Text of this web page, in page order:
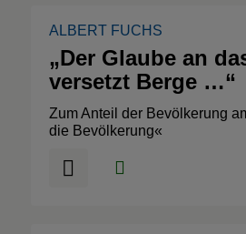
ALBERT FUCHS
„Der Glaube an
versetzt Berge …“
Zum Anteil der Bevölkerung
die Bevölkerung«